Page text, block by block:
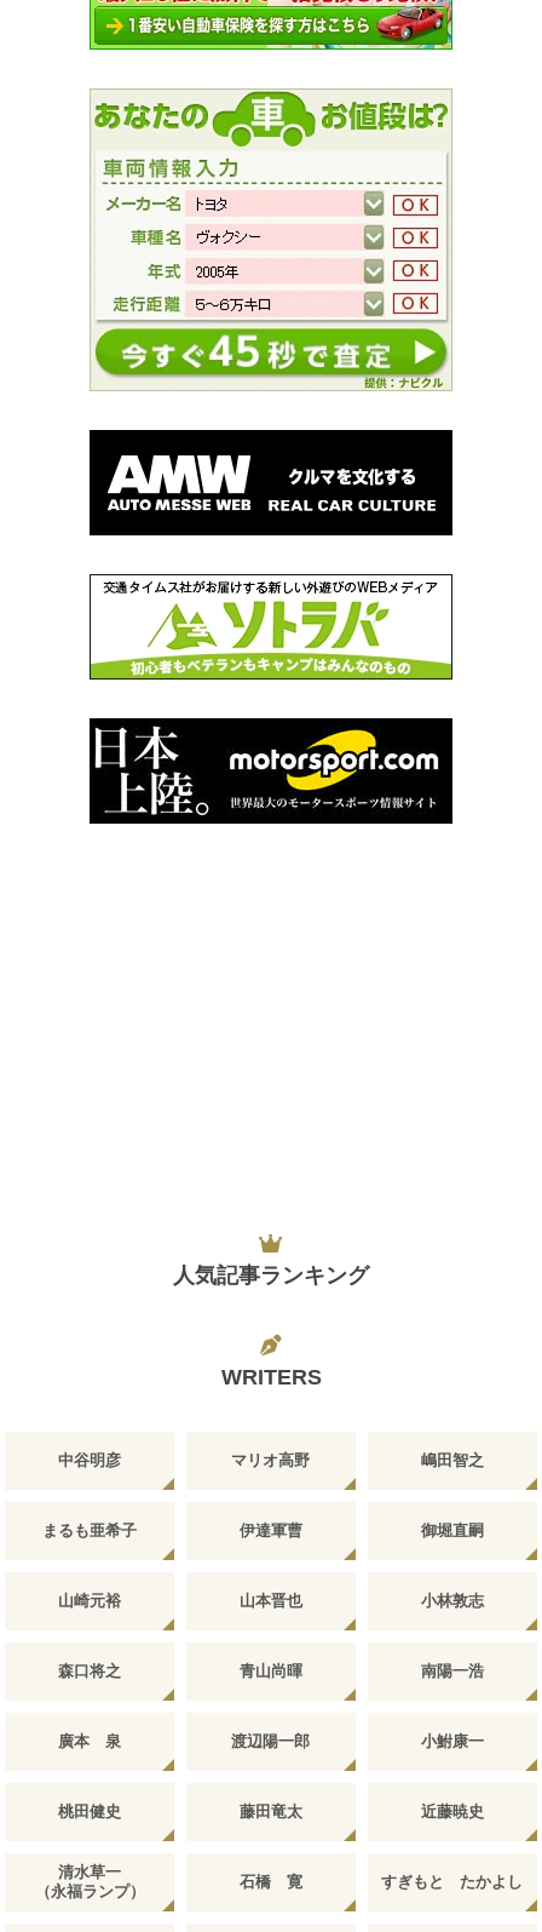
人気記事ランキング
WRITERS
中谷明彦 マリオ高野 嶋田智之
まるも亜希子 伊達軍曹 御堀直嗣
山崎元裕 山本晋也 小林敦志
森口将之 青山尚暉 南陽一浩
廣本 泉 渡辺陽一郎 小鮒康一
桃田健史 藤田竜太 近藤暁史
清水草一
（永福ランプ）
石橋 寛 すぎもと たかよし